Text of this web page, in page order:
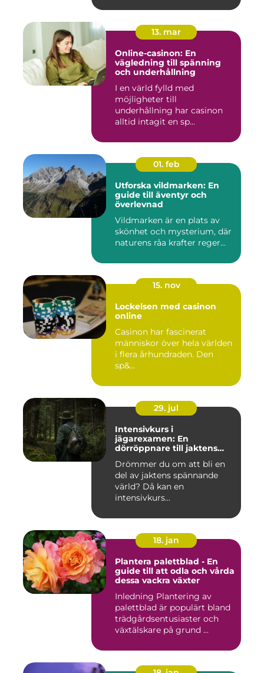
13. mar
Online-casinon: En
vägledning till spänning
och underhållning
I en värld fylld med
möjligheter till
underhållning har casinon
alltid intagit en sp...
01. feb
Utforska vildmarken: En
guide till äventyr och
överlevnad
Vildmarken är en plats av
skönhet och mysterium, där
naturens råa krafter reger...
15. nov
Lockelsen med casinon
online
Casinon har fascinerat
människor över hela världen
i flera århundraden. Den
sp&...
29. jul
Intensivkurs i
jägarexamen: En
dörröppnare till jaktens
Drömmer du om att bli en
del av jaktens spännande
värld? Då kan en
intensivkurs...
18. jan
Plantera palettblad - En
guide till att odla och vårda
dessa vackra växter
Inledning Plantering av
palettblad är populärt bland
trädgårdsentusiaster och
växtälskare på grund ...